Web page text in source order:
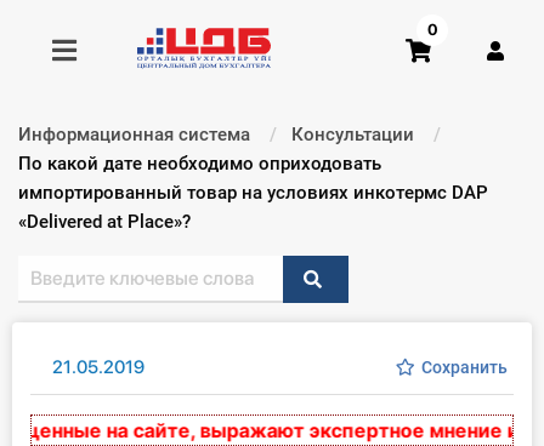
Получить консультацию
Купить доступ
Главная ИС
Консультации
0
Информационная система
Консультации
Текущий:
По какой дате необходимо оприходовать
импортированный товар на условиях инкотермс DAP
«Delivered at Place»?
21.05.2019 Сохранить
на сайте, выражают экспертное мнение и